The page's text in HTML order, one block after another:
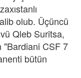
olub. Üçüncü
Qleb Suritsa,
"Bardiani CSF 7
bütün